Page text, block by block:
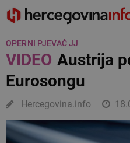
OPERNI PJEVAČ JJ
VIDEOAustrija
Eurosongu
Hercegovina.info